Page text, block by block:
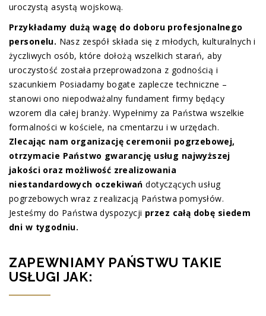
uroczystą asystą wojskową.
Przykładamy dużą wagę do doboru profesjonalnego
personelu. Nasz zespół składa się z młodych, kulturalnych i
życzliwych osób, które dołożą wszelkich starań, aby
uroczystość została przeprowadzona z godnością i
szacunkiem Posiadamy bogate zaplecze techniczne –
stanowi ono niepodważalny fundament firmy będący
wzorem dla całej branży. Wypełnimy za Państwa wszelkie
formalności w kościele, na cmentarzu i w urzędach.
Zlecając nam organizację ceremonii pogrzebowej,
otrzymacie Państwo gwarancję usług najwyższej
jakości oraz możliwość zrealizowania
niestandardowych oczekiwań dotyczących usług
pogrzebowych wraz z realizacją Państwa pomysłów.
Jesteśmy do Państwa dyspozycji przez całą dobę siedem
dni w tygodniu.
ZAPEWNIAMY PAŃSTWU TAKIE
USŁUGI JAK: